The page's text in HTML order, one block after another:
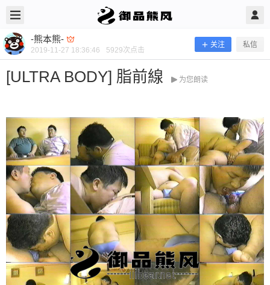
-熊本熊-
2019-11-27 18:36:46 5929次点击
关注 私信
[ULTRA BODY] 脂前線 为您朗读
-熊本熊- @ 御品熊风 2019/11/27
[ULTRA BODY] 脂前線
当前隐藏内容需要支付100熊币 已有52人支付 登录
立刻注册 0 收藏